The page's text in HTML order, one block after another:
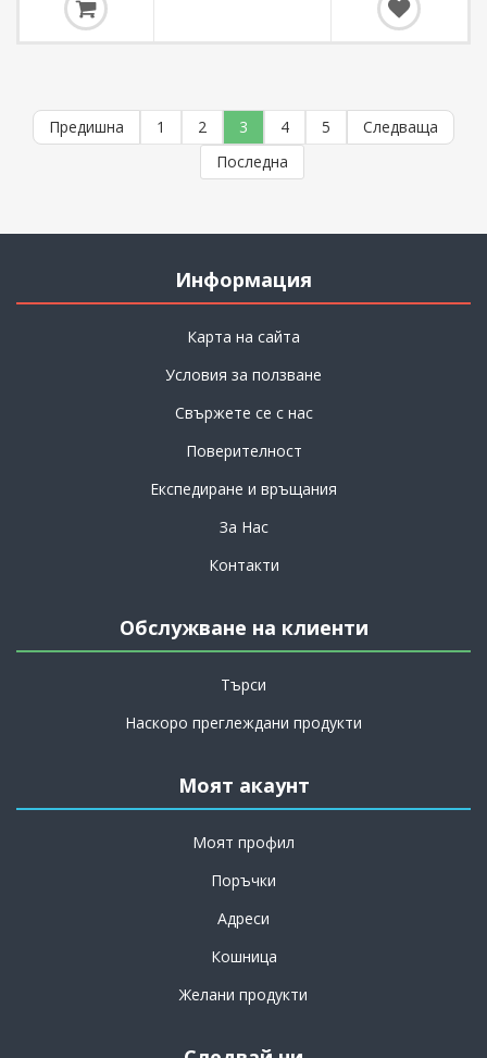
Предишна 1 2 3 4 5
Следваща
Последна
Информация
Карта на сайта
Условия за ползване
Свържете се с нас
Поверителност
Експедиране и връщания
За Нас
Контакти
Обслужване на клиенти
Търси
Наскоро преглеждани продукти
Моят акаунт
Моят профил
Поръчки
Адреси
Кошница
Желани продукти